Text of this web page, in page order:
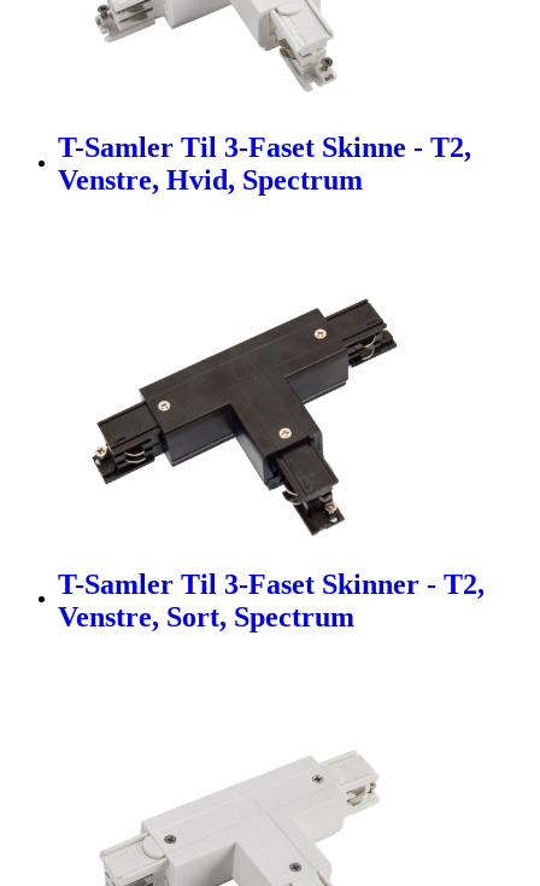
T-Samler Til 3-Faset Skinne - T2,
Venstre, Hvid, Spectrum
T-Samler Til 3-Faset Skinner - T2,
Venstre, Sort, Spectrum